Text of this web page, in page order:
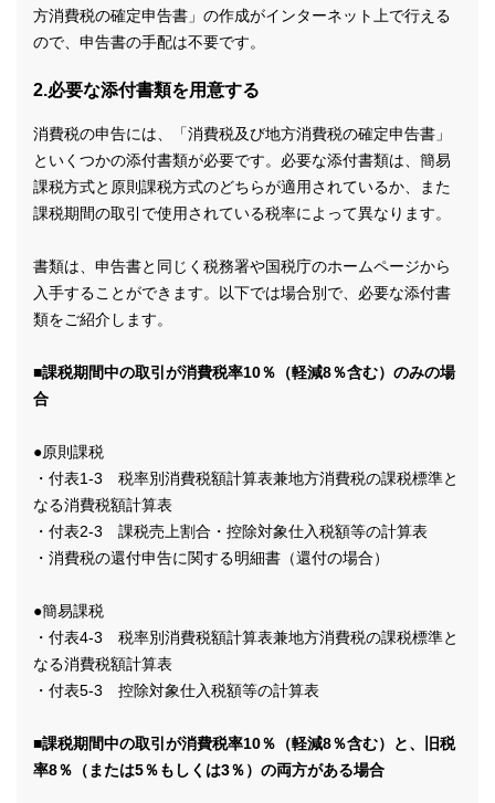
方消費税の確定申告書」の作成がインターネット上で行える
ので、申告書の手配は不要です。
2.必要な添付書類を用意する
消費税の申告には、「消費税及び地方消費税の確定申告書」
といくつかの添付書類が必要です。必要な添付書類は、簡易
課税方式と原則課税方式のどちらが適用されているか、また
課税期間の取引で使用されている税率によって異なります。
書類は、申告書と同じく税務署や国税庁のホームページから
入手することができます。以下では場合別で、必要な添付書
類をご紹介します。
■課税期間中の取引が消費税率10％（軽減8％含む）のみの場
合
●原則課税
・付表1-3 税率別消費税額計算表兼地方消費税の課税標準と
なる消費税額計算表
・付表2-3 課税売上割合・控除対象仕入税額等の計算表
・消費税の還付申告に関する明細書（還付の場合）
●簡易課税
・付表4-3 税率別消費税額計算表兼地方消費税の課税標準と
なる消費税額計算表
・付表5-3 控除対象仕入税額等の計算表
■課税期間中の取引が消費税率10％（軽減8％含む）と、旧税
率8％（または5％もしくは3％）の両方がある場合